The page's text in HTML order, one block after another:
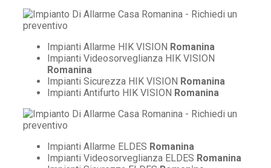
Impianti Allarme HIK VISION Romanina
Impianti Videosorveglianza HIK VISION
Romanina
Impianti Sicurezza HIK VISION Romanina
Impianti Antifurto HIK VISION Romanina
Impianti Allarme ELDES Romanina
Impianti Videosorveglianza ELDES Romanina